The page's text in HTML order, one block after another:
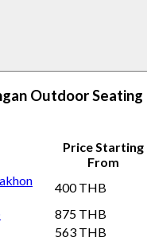
Outdoor Seating
Price Starting
From
400 THB
875 THB
563 THB